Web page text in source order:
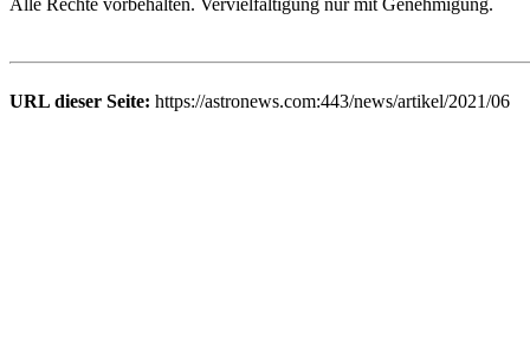
Alle Rechte vorbehalten. Vervielfältigung nur mit Genehmigung.
URL dieser Seite: https://astronews.com:443/news/artikel/2021/06